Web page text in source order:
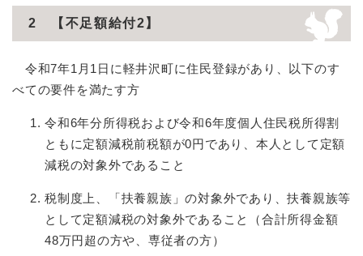
2 【不足額給付2】
令和7年1月1日に軽井沢町に住民登録があり、以下のす
べての要件を満たす方
令和6年分所得税および令和6年度個人住民税所得割
ともに定額減税前税額が0円であり、本人として定額
減税の対象外であること
税制度上、「扶養親族」の対象外であり、扶養親族等
として定額減税の対象外であること（合計所得金額
48万円超の方や、専従者の方）